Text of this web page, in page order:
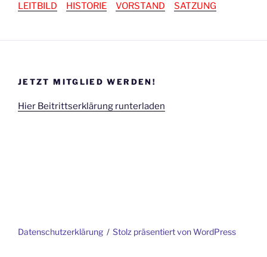
LEITBILD
HISTORIE VORSTAND SATZUNG
JETZT MITGLIED WERDEN!
Hier Beitrittserklärung runterladen
Datenschutzerklärung Stolz präsentiert von WordPress